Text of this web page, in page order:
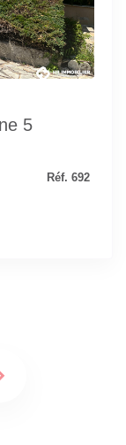
5
Réf. 692